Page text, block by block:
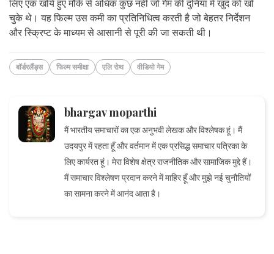
लिए एक खोये हुए मौके से अधिक कुछ नहीं जो गेम की दुनिया में खुद को खो
चुके थे। यह फिल्म उस कमी का प्रतिनिधित्व करती है जो बेहतर निर्देशन
और स्क्रिप्ट के माध्यम से आसानी से पूरी की जा सकती थी।
बॉर्डरलैंड्स फिल्म समीक्षा एलि रोथ वीडियो गेम
bhargav moparthi
मैं भारतीय समाचारों का एक अनुभवी लेखक और विश्लेषक हूं। मैं
उदयपुर में रहता हूँ और वर्तमान में एक प्रसिद्ध समाचार पत्रिका के
लिए कार्यरत हूं। मेरा विशेष क्षेत्र राजनीतिक और सामाजिक मुद्दे हैं।
मैं समाचार विश्लेषण प्रदान करने में माहिर हूँ और मुझे नई चुनौतियों
का सामना करने में आनंद आता है।